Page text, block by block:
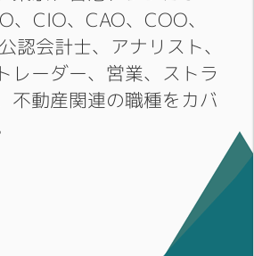
、CIO、CAO、COO、
認会計士、アナリスト、
レーダー、営業、ストラ
不動産関連の職種をカバ